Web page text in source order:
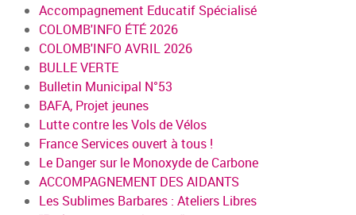
Accompagnement Educatif Spécialisé
COLOMB'INFO ÉTÉ 2026
COLOMB'INFO AVRIL 2026
BULLE VERTE
Bulletin Municipal N°53
BAFA, Projet jeunes
Lutte contre les Vols de Vélos
France Services ouvert à tous !
Le Danger sur le Monoxyde de Carbone
ACCOMPAGNEMENT DES AIDANTS
Les Sublimes Barbares : Ateliers Libres